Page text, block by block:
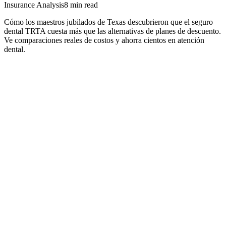
Insurance Analysis8 min read
Cómo los maestros jubilados de Texas descubrieron que el seguro
dental TRTA cuesta más que las alternativas de planes de descuento.
Ve comparaciones reales de costos y ahorra cientos en atención
dental.